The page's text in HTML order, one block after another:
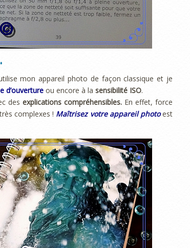
mon appareil photo de façon classique et je
d’ouverture ou encore à la sensibilité ISO.
des explications compréhensibles. En effet, force
complexes ! Maîtrisez votre appareil photo est